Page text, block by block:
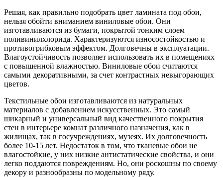
Решая, как правильно подобрать цвет ламината под обои,
нельзя обойти вниманием виниловые обои. Они
изготавливаются из бумаги, покрытой тонким слоем
поливинилхлорида. Характеризуются износостойкостью и
противогрибковым эффектом. Долговечны в эксплуатации.
Влагоустойчивость позволяет использовать их в помещениях
с повышенной влажностью. Виниловые обои считаются
самыми декоративными, за счет контрастных невыгорающих
цветов.
Текстильные обои изготавливаются из натуральных
материалов с добавлением искусственных. Это самый
шикарный и универсальный вид качественного покрытия
стен в интерьере комнат различного назначения, как в
жилищах, так в госучреждениях, музеях. Их долговечность
более 10-15 лет. Недостаток в том, что тканевые обои не
влагостойкие, у них низкие антистатические свойства, и они
легко поддаются повреждениям. Но, они роскошны по своему
декору и разнообразны по модельному ряду.